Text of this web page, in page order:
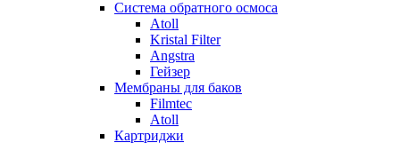
Система обратного осмоса
Atoll
Kristal Filter
Angstra
Гейзер
Мембраны для баков
Filmtec
Atoll
Картриджи